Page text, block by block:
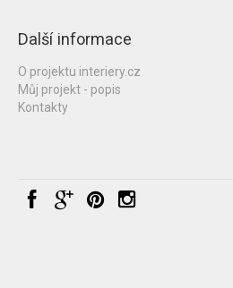
Další informace
O projektu interiery.cz
Můj projekt - popis
Kontakty